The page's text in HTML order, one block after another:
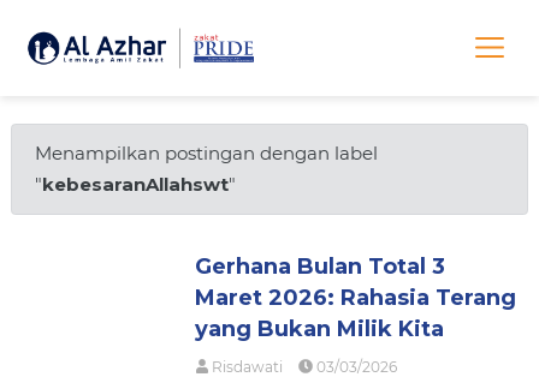
Menampilkan postingan dengan label
"kebesaranAllahswt"
Gerhana Bulan Total 3
Maret 2026: Rahasia Terang
yang Bukan Milik Kita
Risdawati 03/03/2026